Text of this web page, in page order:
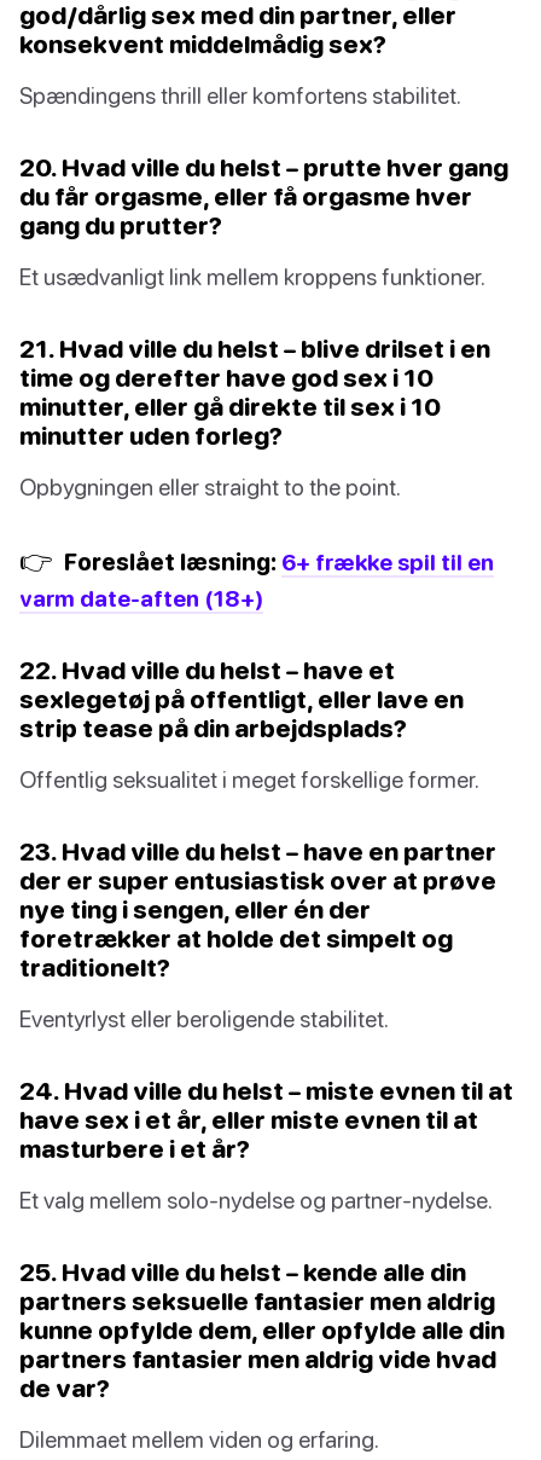
god/dårlig sex med din partner, eller
konsekvent middelmådig sex?
Spændingens thrill eller komfortens stabilitet.
20. Hvad ville du helst – prutte hver gang
du får orgasme, eller få orgasme hver
gang du prutter?
Et usædvanligt link mellem kroppens funktioner.
21. Hvad ville du helst – blive drilset i en
time og derefter have god sex i 10
minutter, eller gå direkte til sex i 10
minutter uden forleg?
Opbygningen eller straight to the point.
👉 Foreslået læsning: 6+ frække spil til en
varm date-aften (18+)
22. Hvad ville du helst – have et
sexlegetøj på offentligt, eller lave en
strip tease på din arbejdsplads?
Offentlig seksualitet i meget forskellige former.
23. Hvad ville du helst – have en partner
der er super entusiastisk over at prøve
nye ting i sengen, eller én der
foretrækker at holde det simpelt og
traditionelt?
Eventyrlyst eller beroligende stabilitet.
24. Hvad ville du helst – miste evnen til at
have sex i et år, eller miste evnen til at
masturbere i et år?
Et valg mellem solo-nydelse og partner-nydelse.
25. Hvad ville du helst – kende alle din
partners seksuelle fantasier men aldrig
kunne opfylde dem, eller opfylde alle din
partners fantasier men aldrig vide hvad
de var?
Dilemmaet mellem viden og erfaring.